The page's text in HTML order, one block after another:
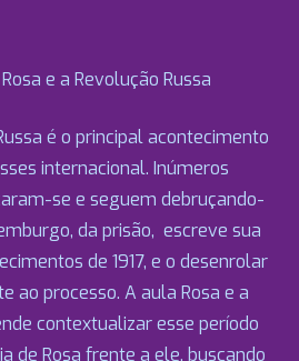
e a Revolução Russa
é o principal acontecimento
internacional. Inúmeros
se e seguem debruçando-
da prisão, escreve sua
de 1917, e o desenrolar
ao processo. A aula Rosa e a
contextualizar esse período
de Rosa frente a ele, buscando